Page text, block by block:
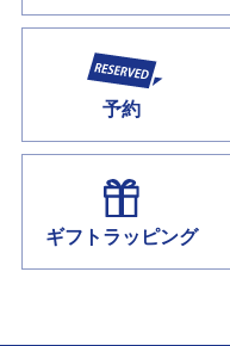
予約
ギフトラッピング